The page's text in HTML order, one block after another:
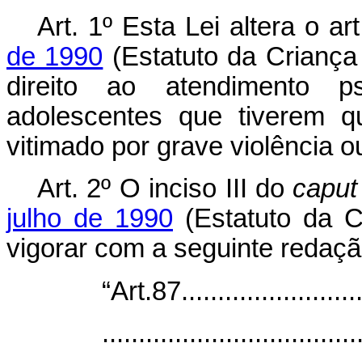
Art. 1º Esta Lei altera o
de 1990 (Estatuto da
direito ao atendimento
adolescentes que tiverem
vitimado por grave violência
Art. 2º O inciso III do caput
julho de 1990 (Estatuto da
vigorar com a seguinte